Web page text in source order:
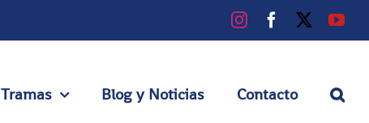
InstagramFacebook
Tramas Blog y Noticias Contacto